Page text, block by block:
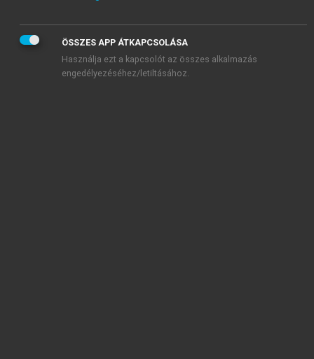
ÖSSZES APP ÁTKAPCSOLÁSA
Használja ezt a kapcsolót az összes alkalmazás
engedélyezéséhez/letiltásához.